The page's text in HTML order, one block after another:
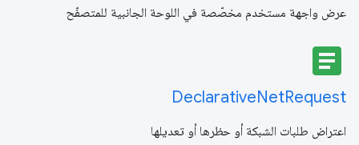
عرض واجهة مستخدم مخصّصة في اللوحة الجانبية للمتصفّح
article
DeclarativeNetRequest
اعتراض طلبات الشبكة أو حظرها أو تعديلها